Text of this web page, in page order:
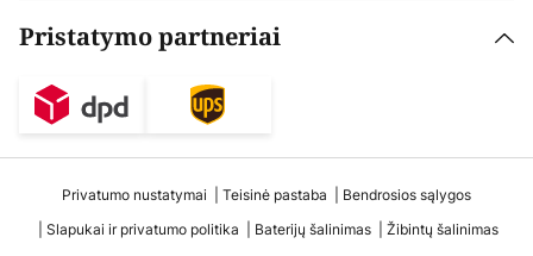
Pristatymo partneriai
Privatumo nustatymai Teisinė pastaba
Bendrosios sąlygos
Slapukai ir privatumo politika
Baterijų šalinimas
Žibintų šalinimas